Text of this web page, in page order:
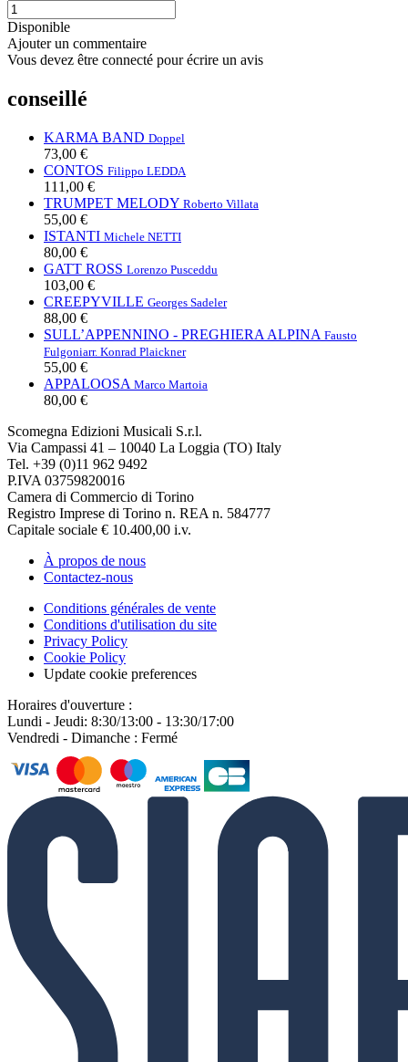
Disponible
Ajouter un commentaire
Vous devez être connecté pour écrire un avis
conseillé
KARMA BAND Doppel
73,00 €
CONTOS Filippo LEDDA
111,00 €
TRUMPET MELODY Roberto Villata
55,00 €
ISTANTI Michele NETTI
80,00 €
GATT ROSS Lorenzo Pusceddu
103,00 €
CREEPYVILLE Georges Sadeler
88,00 €
SULL’APPENNINO - PREGHIERA ALPINA Fausto
Fulgoniarr. Konrad Plaickner
55,00 €
APPALOOSA Marco Martoia
80,00 €
Scomegna Edizioni Musicali S.r.l.
Via Campassi 41 – 10040 La Loggia (TO) Italy
Tel. +39 (0)11 962 9492
P.IVA 03759820016
Camera di Commercio di Torino
Registro Imprese di Torino n. REA n. 584777
Capitale sociale € 10.400,00 i.v.
À propos de nous
Contactez-nous
Conditions générales de vente
Conditions d'utilisation du site
Privacy Policy
Cookie Policy
Update cookie preferences
Horaires d'ouverture :
Lundi - Jeudi: 8:30/13:00 - 13:30/17:00
Vendredi - Dimanche : Fermé